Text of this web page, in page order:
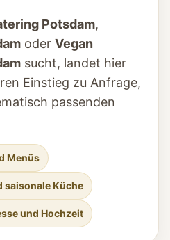
Potsdam,
oder Vegan
sucht, landet hier
Einstieg zu Anfrage,
passenden
Menüs
saisonale Küche
und Hochzeit